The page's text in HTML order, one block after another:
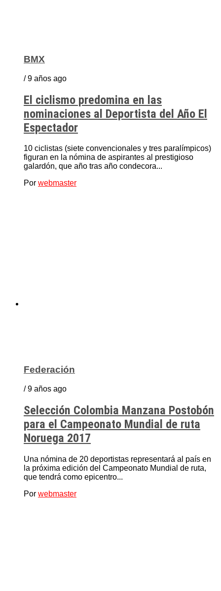
BMX
/ 9 años ago
El ciclismo predomina en las
nominaciones al Deportista del Año El
Espectador
10 ciclistas (siete convencionales y tres paralímpicos)
figuran en la nómina de aspirantes al prestigioso
galardón, que año tras año condecora...
Por webmaster
Federación
/ 9 años ago
Selección Colombia Manzana Postobón
para el Campeonato Mundial de ruta
Noruega 2017
Una nómina de 20 deportistas representará al país en
la próxima edición del Campeonato Mundial de ruta,
que tendrá como epicentro...
Por webmaster